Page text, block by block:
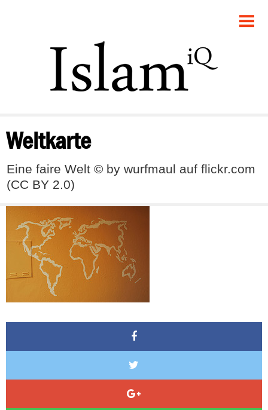
GESELLSCHAFT
STARTSEITE
RECHT
DEBATTE
PANORAMA
Weltkarte
Eine faire Welt © by wurfmaul auf flickr.com
(CC BY 2.0)